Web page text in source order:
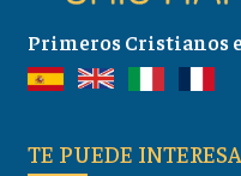
Primeros Cristianos
TE PUEDE